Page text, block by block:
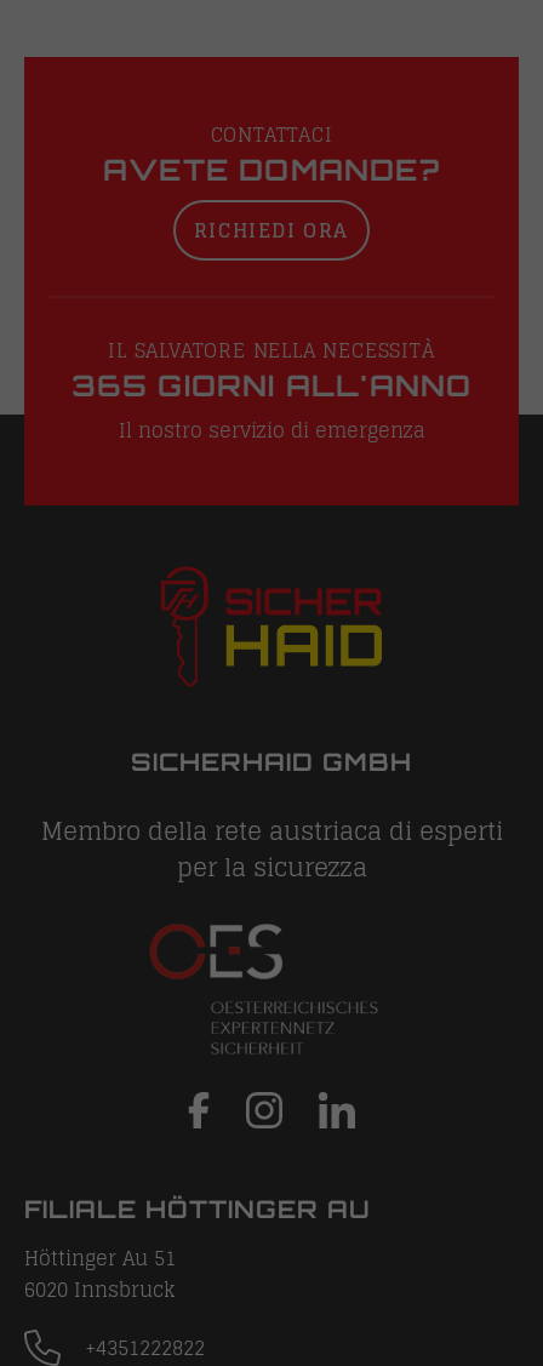
CONTATTACI
AVETE DOMANDE?
RICHIEDI ORA
IL SALVATORE NELLA NECESSITÀ
365 GIORNI ALL'ANNO
Il nostro servizio di emergenza
SICHERHAID GMBH
Membro della rete austriaca di esperti
per la sicurezza
FILIALE HÖTTINGER AU
Höttinger Au 51
6020 Innsbruck
+4351222822